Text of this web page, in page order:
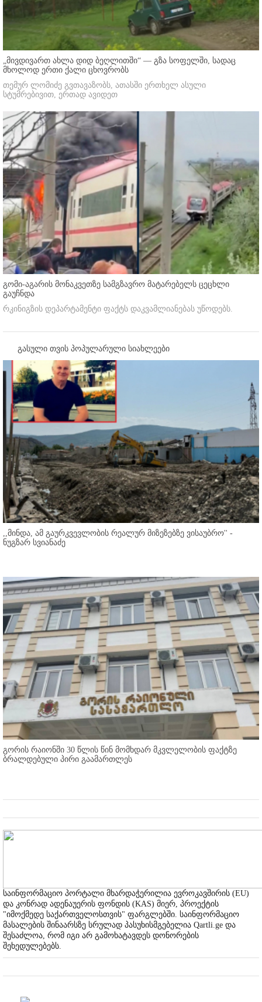
„მივდივართ ახლა დიდ ბეღლითში“ — გზა სოფელში, სადაც
მხოლოდ ერთი ქალი ცხოვრობს
თემურ ლომიძე გვთავაზობს, ათასში ერთხელ ასული
სტუმრებივით, ერთად ავიდეთ
გომი-აგარის მონაკვეთზე სამგზავრო მატარებელს ცეცხლი
გაუჩნდა
რკინიგზის დეპარტამენტი ფაქტს დაკვამლიანებას უწოდებს.
გასული თვის პოპულარული სიახლეები
,,მინდა, ამ გაურკვევლობის რეალურ მიზეზებზე ვისაუბრო'' -
ნუგზარ სვიანაძე
გორის რაიონში 30 წლის წინ მომხდარ მკვლელობის ფაქტზე
ბრალდებული პირი გაამართლეს
საინფორმაციო პორტალი მხარდაჭერილია ევროკავშირის (EU)
და კონრად ადენაუერის ფონდის (KAS) მიერ, პროექტის
"იმოქმედე საქართველოსთვის" ფარგლებში. საინფორმაციო
მასალების შინაარსზე სრულად პასუხისმგებელია Qartli.ge და
შესაძლოა, რომ იგი არ გამოხატავდეს დონორების
შეხედულებებს.